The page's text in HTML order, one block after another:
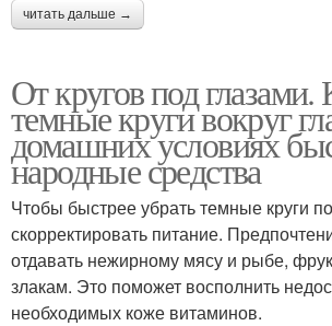
читать дальше →
От кругов под глазами.
темные круги вокруг
домашних условиях
народные средства
Чтобы быстрее убрать темные круги
скорректировать питание.
отдавать нежирному мясу и рыбе,
злакам. Это поможет восполнить
необходимых коже витаминов.